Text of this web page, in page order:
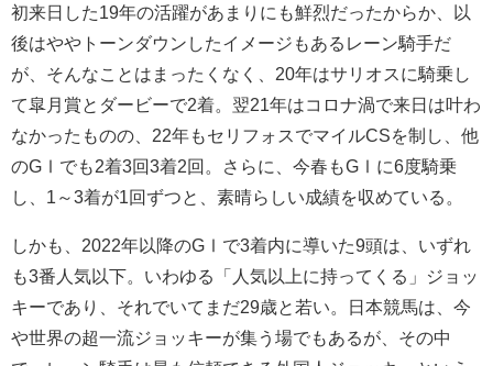
初来日した19年の活躍があまりにも鮮烈だったからか、以
後はややトーンダウンしたイメージもあるレーン騎手だ
が、そんなことはまったくなく、20年はサリオスに騎乗し
て皐月賞とダービーで2着。翌21年はコロナ渦で来日は叶わ
なかったものの、22年もセリフォスでマイルCSを制し、他
のGⅠでも2着3回3着2回。さらに、今春もGⅠに6度騎乗
し、1～3着が1回ずつと、素晴らしい成績を収めている。
しかも、2022年以降のGⅠで3着内に導いた9頭は、いずれ
も3番人気以下。いわゆる「人気以上に持ってくる」ジョッ
キーであり、それでいてまだ29歳と若い。日本競馬は、今
や世界の超一流ジョッキーが集う場でもあるが、その中